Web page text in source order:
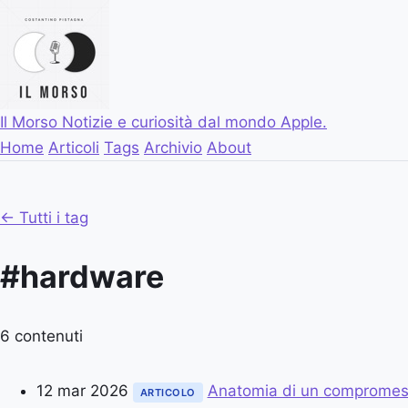
Il Morso Notizie e curiosità dal mondo Apple.
Home Articoli Tags Archivio About
← Tutti i tag
#hardware
6 contenuti
12 mar 2026 ARTICOLO
Anatomia di un